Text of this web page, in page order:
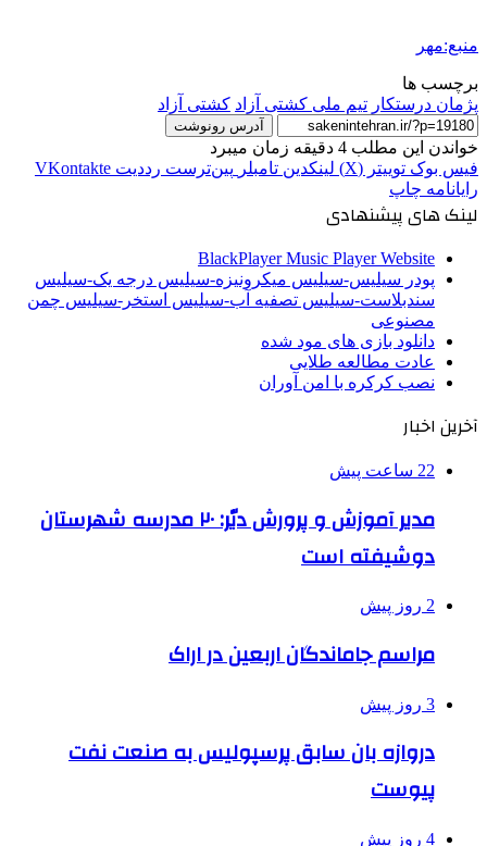
منبع:مهر
برچسب ها
پژمان درستکار تیم ملی کشتی آزاد کشتی آزاد
آدرس رونوشت
خواندن این مطلب 4 دقیقه زمان میبرد
فیس بوک توییتر (X) لینکدین ‫تامبلر ‫پین‌ترست ‫رددیت ‫VKontakte
رایانامه چاپ
لینک های پیشنهادی
BlackPlayer Music Player Website
پودر سیلیس-سیلیس میکرونیزه-سیلیس درجه یک-سیلیس
سندبلاست-سیلیس تصفیه آب-سیلیس استخر-سیلیس چمن
مصنوعی
دانلود بازی های مود شده
عادت مطالعه طلایی
نصب کرکره با امن آوران
آخرین اخبار
22 ساعت پیش
مدیر آموزش و پرورش دیّر: ۲۰ مدرسه شهرستان
دوشیفته است
2 روز پیش
مراسم جاماندگان اربعین در اراک
3 روز پیش
دروازه بان سابق پرسپولیس به صنعت نفت
پیوست
4 روز پیش